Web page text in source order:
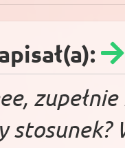
stosunek?